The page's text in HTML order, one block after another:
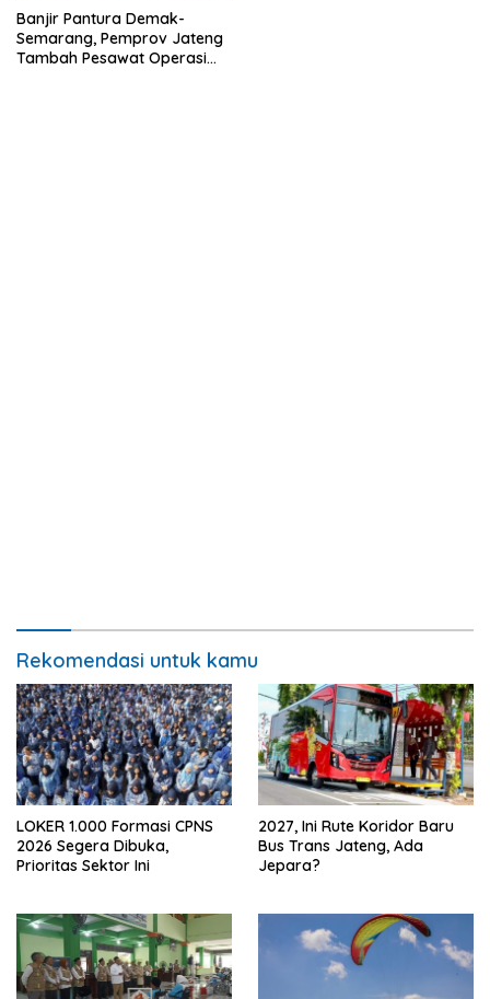
Banjir Pantura Demak-
Semarang, Pemprov Jateng
Tambah Pesawat Operasi
Rekomendasi untuk kamu
LOKER 1.000 Formasi CPNS
2026 Segera Dibuka,
Prioritas Sektor Ini
2027, Ini Rute Koridor Baru
Bus Trans Jateng, Ada
Jepara?